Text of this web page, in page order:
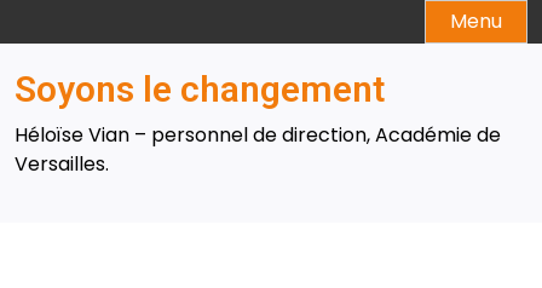
to
content
Menu
Soyons le changement
Héloïse Vian – personnel de direction, Académie de
Versailles.